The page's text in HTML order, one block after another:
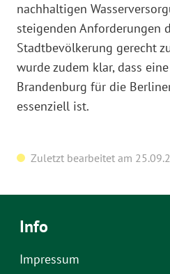
nachhaltigen
steigenden Anforderungen
Stadtbevölkerung gerecht
wurde zudem klar, dass
Brandenburg für die
essenziell ist.
Zuletzt bearbeitet am
Info
Impressum